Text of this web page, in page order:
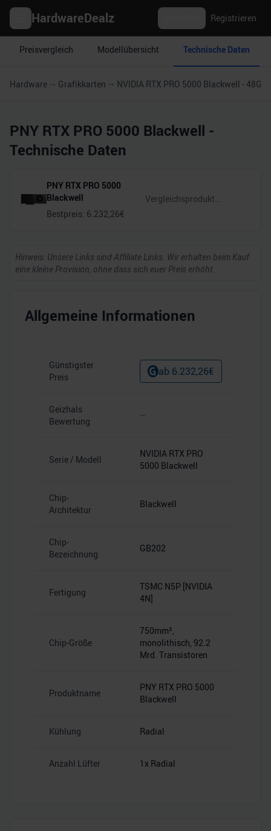
HardwareDealz Registrieren
Preisvergleich Modellübersicht Technische Daten
Hardware Grafikkarten NVIDIA RTX PRO 5000 Blackwell - 48GB
PNY RTX PRO 5000 Blackwell -
Technische Daten
PNY RTX PRO 5000
Blackwell
Bestpreis: 6.232,26€
Hinweis: Unsere Links sind Affiliate Links. Wir erhalten beim Kauf
eine kleine Provision, ohne dass sich euer Preis erhöht.
Allgemeine Informationen
Günstigster
Preis
ab 6.232,26€
Geizhals
Bewertung
–
Serie / Modell
NVIDIA RTX PRO
5000 Blackwell
Chip-
Architektur
Blackwell
Chip-
Bezeichnung
GB202
Fertigung
TSMC N5P [NVIDIA
4N]
Chip-Größe
750mm²,
monolithisch, 92.2
Mrd. Transistoren
Produktname
PNY RTX PRO 5000
Blackwell
Kühlung Radial
Anzahl Lüfter 1x Radial